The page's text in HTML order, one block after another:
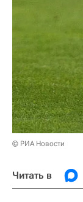
© РИА Новости
Читать в